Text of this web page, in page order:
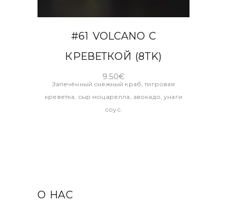
В КОРЗИНУ
#61 VOLCANO С
КРЕВЕТКОЙ (8TK)
9.50€
Запечённый снежный краб, тигровая
креветка, сыр моцарелла, авокадо, унаги
соус.
О НАС